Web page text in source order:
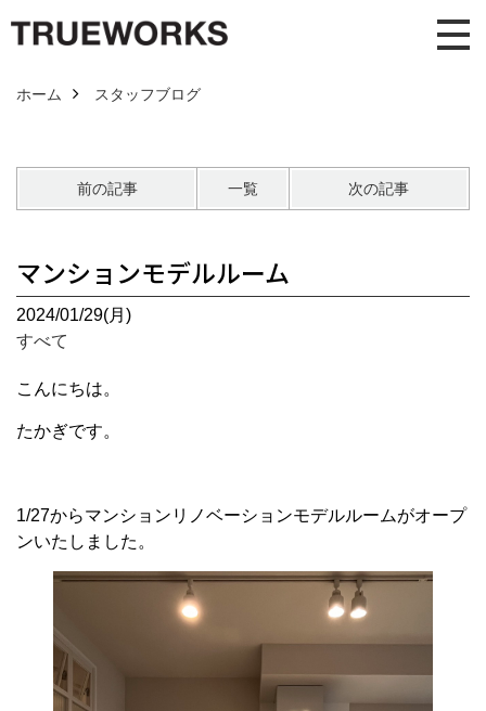
ホーム スタッフブログ
前の記事 一覧 次の記事
マンションモデルルーム
2024/01/29(月)
すべて
こんにちは。
たかぎです。
1/27からマンションリノベーションモデルルームがオープ
ンいたしました。